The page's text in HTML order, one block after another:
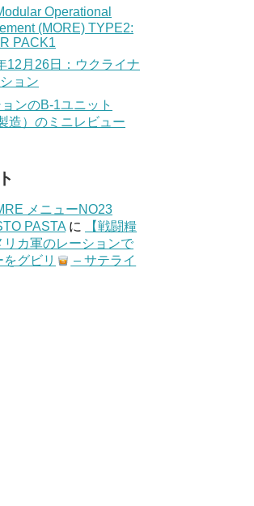
Operational
(MORE) TYPE2:
PACK1
12月26日：ウクライナ
ョン
ンのB-1ユニット
造）のミニレビュー
メニューNO23
PASTA に
【戦闘糧
カ軍のレーションで
グビリ
– サテライ